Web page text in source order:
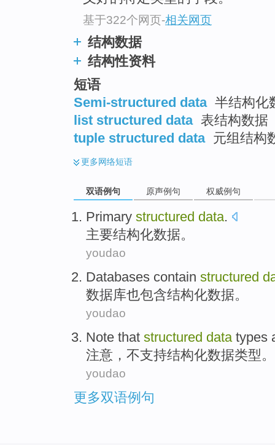
基于322个网页-相关网页
结构数据
结构性资料
短语
Semi-structured data 半结构化
list structured data 表结构数据
tuple structured data 元组结构
更多网络短语
双语例句 原声例句 权威例句
Primary structured data.
主要结构化数据。
youdao
Databases contain structured
数据库也包含结构化数据。
youdao
Note that structured data types
注意 ， 不支持结构化数据类型。
youdao
更多双语例句